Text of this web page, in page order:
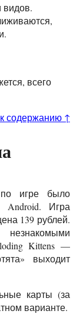
видов.
всего
к содержанию ↑
игре было
Игра
139 рублей.
Kittens —
выходит
карты (за
варианте.